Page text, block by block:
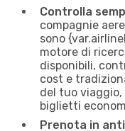
Controlla
compagnie
sono
motore di
disponibili,
cost e
del tuo
biglietti
Prenota in